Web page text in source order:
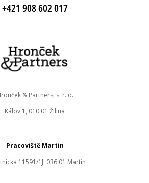
+421 908 602 017
Pracoviště Martin
11591/1J, 036 01 Martin
& Partners, s. r. o.
Kálov 1, 010 01 Žilina